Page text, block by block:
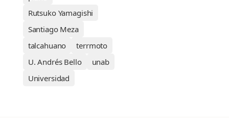
Rutsuko Yamagishi
Santiago Meza
talcahuano
terrmoto
U. Andrés Bello
unab
Universidad